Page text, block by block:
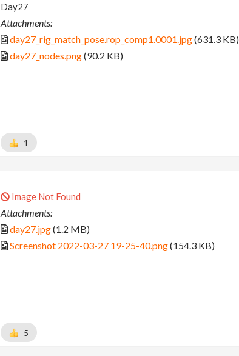
Day27
Attachments:
day27_rig_match_pose.rop_comp1.0001.jpg(631.3 KB)
day27_nodes.png(90.2 KB)
1
Image Not Found
Attachments:
day27.jpg(1.2 MB)
Screenshot 2022-03-27 19-25-40.png(154.3 KB)
5